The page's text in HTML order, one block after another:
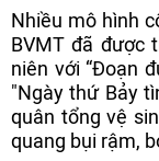
Nhiều mô hình
BVMT đã được
niên với “Đoạn
"Ngày thứ Bảy
quân tổng vệ
quang bụi rậm,